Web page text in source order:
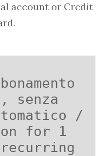
account or Credit
senza
/
for 1